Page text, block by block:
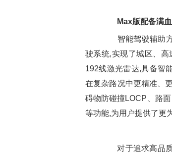
Max版配备满
智能驾驶辅助方
驶系统,实现了城区、
192线激光雷达,具备智
在复杂路况中更精准、
碍物防碰撞LOCP、路
等功能,为用户提供了更
对于追求高品质